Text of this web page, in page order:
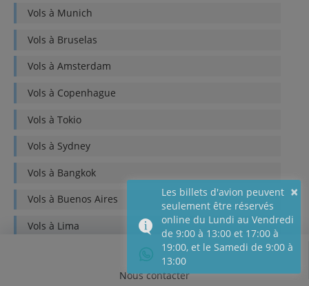
Vols à Munich
Vols à Bruselas
Vols à Amsterdam
Vols à Copenhague
Vols à Tokio
Vols à Sydney
Vols à Bangkok
Vols à Buenos Aires
Vols à Lima
Nous contacter
×
Les billets d'avion peuvent
seulement être réservés
online du Lundi au Vendredi
de 9:00 à 13:00 et 17:00 à
19:00, et le Samedi de 9:00 à
13:00